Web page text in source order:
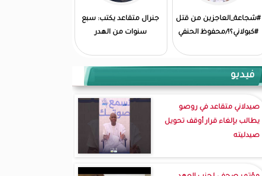
#شجاعة_العاجزين من قتل
#كبولاني؟!/محفوظ الحنفي
جنرال متقاعد يكتب: سبع
سنوات من الهدر
فيديو
صيدلاني متقاعد في روصو
يطالب بإلغاء قرار أوقف تحويل
صيدليته